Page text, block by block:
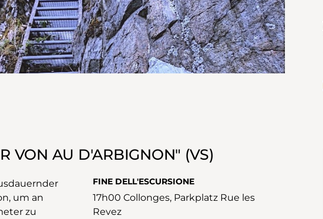
VON AU D'ARBIGNON" (VS)
um an
zu
FINE DELL'ESCURSIONE
17h00 Collonges, Parkplatz Rue les
Revez